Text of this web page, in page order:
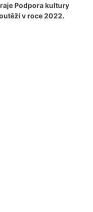
Podpora kultury
v roce 2022.